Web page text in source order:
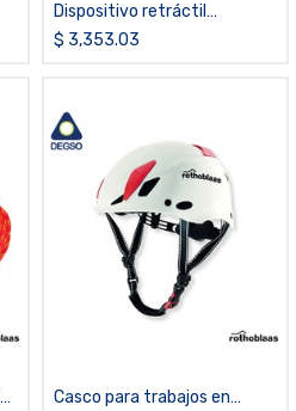
Dispositivo retráctil
anticaída de 25 m de cable
$ 3,353.03
Casco para trabajos en